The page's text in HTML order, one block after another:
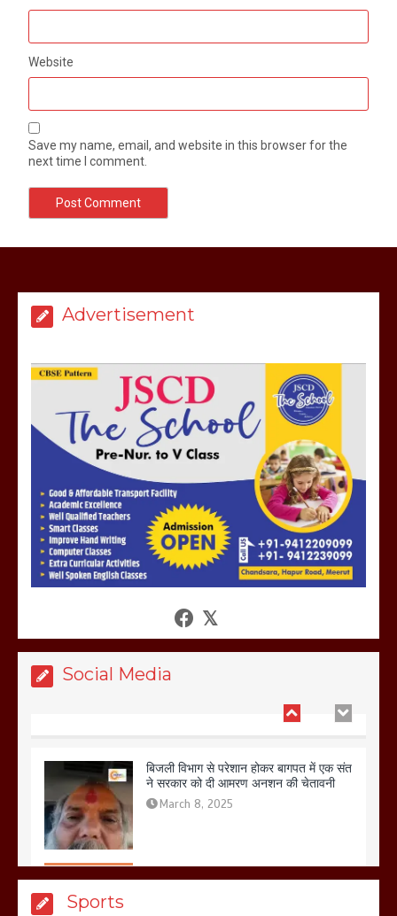
Website
Save my name, email, and website in this browser for the
next time I comment.
Advertisement
Social Media
उठाकर खाते कुत्ते का वीडियो इंटरनेट पर जमकर
हो रहा वायरल
होलिका रखने पर लात मार कर होलिका को किया
तहस नहस,मोहल्ले वालों के साथ की गई गाली
गलोच ,कहा अगर रखी गई होली तो होगा खून
March 11, 2025
आखिर क्यों जैनुल सालीकिन को शहर काजी नहीं
शफीकुर्रहमान रहमान ने
March 8, 2025
Sports